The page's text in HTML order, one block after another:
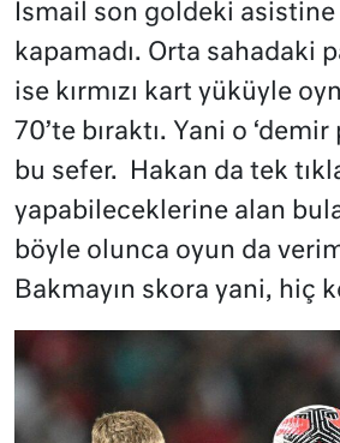
İsmail son goldeki
kapamadı. Orta sahadaki
ise kırmızı kart yüküyle
70’te bıraktı. Yani o
bu sefer. Hakan da tek
yapabileceklerine alan
böyle olunca oyun da
Bakmayın skora yani, hiç